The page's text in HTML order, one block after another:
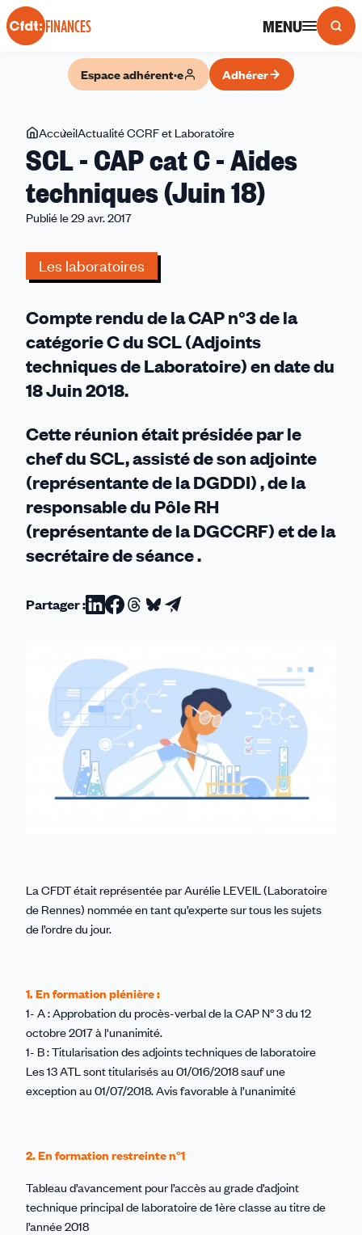
Panneau de gestion des cookies
FINANCES MENU
Espace adhérent·e Adhérer
Vous
êtes
ici
AccueilActualité CCRF et Laboratoire
-
CAP
cat
18)
SCL - CAP cat C - Aides
techniques (Juin 18)
Publié le 29 avr. 2017
Les laboratoires
Compte rendu de la CAP n°3 de la
catégorie C du SCL (Adjoints
techniques de Laboratoire) en date du
18 Juin 2018.
Cette réunion était présidée par le
chef du SCL, assisté de son adjointe
(représentante de la DGDDI) , de la
responsable du Pôle RH
(représentante de la DGCCRF) et de la
secrétaire de séance .
Partager :Partager
Linkedin
Partager
Facebook
Partager
Threads
Partager
Bluesky
Partager
email
La CFDT était représentée par Aurélie LEVEIL (Laboratoire
de Rennes) nommée en tant qu’experte sur tous les sujets
de l’ordre du jour.
1. En formation plénière :
1- A : Approbation du procès-verbal de la CAP N° 3 du 12
octobre 2017 à l'unanimité.
1- B : Titularisation des adjoints techniques de laboratoire
Les 13 ATL sont titularisés au 01/016/2018 sauf une
exception au 01/07/2018. Avis favorable à l’unanimité
2. En formation restreinte n°1
Tableau d’avancement pour l’accès au grade d’adjoint
technique principal de laboratoire de 1ère classe au titre de
l’année 2018